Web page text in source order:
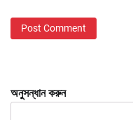
অনুসন্ধান করুন